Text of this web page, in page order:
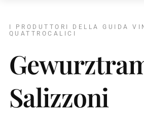
I PRODUTTORI DELLA GUIDA
QUATTROCALICI
Salizzoni